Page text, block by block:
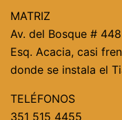
MATRIZ
Av. del Bosque # 448
Esq. Acacia, casi
donde se instala el
TELÉFONOS
351 515 4455